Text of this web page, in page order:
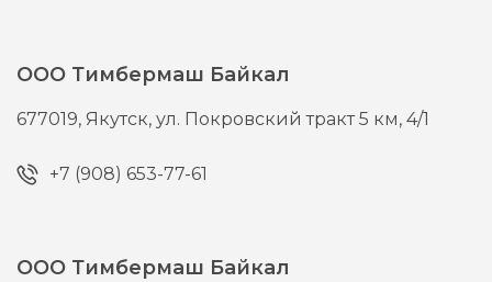
ООО Тимбермаш Байкал
677019, Якутск,ул. Покровский тракт 5 км, 4/1
+7 (908) 653-77-61
ООО Тимбермаш Байкал